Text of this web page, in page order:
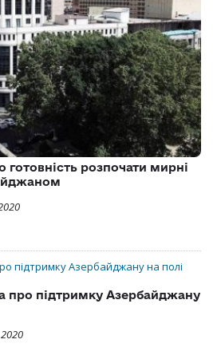
готовність розпочати мирні
про підтримку Азербайджану